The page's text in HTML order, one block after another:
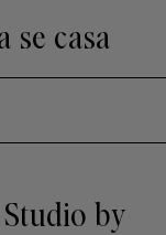
se casa
by